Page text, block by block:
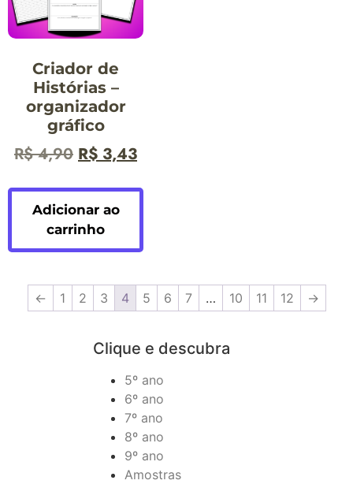
Criador de
Histórias –
organizador
gráfico
R$4,90 R$3,43
Adicionar ao
carrinho
← 1 2 3 4 5 6 7 … 10 11 12 →
Clique e descubra
5º ano
6º ano
7º ano
8º ano
9º ano
Amostras